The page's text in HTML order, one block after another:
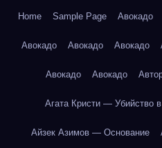
Home Sample Page Авокадо
Авокадо Авокадо Авокадо
Авокадо Авокадо
Агата Кристи — Убийство
Айзек Азимов — Основание